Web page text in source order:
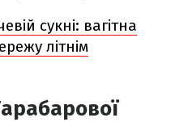
сукні: вагітна
літнім